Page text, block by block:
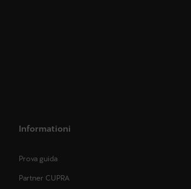
Informationi
Prova guida
Partner CUPRA